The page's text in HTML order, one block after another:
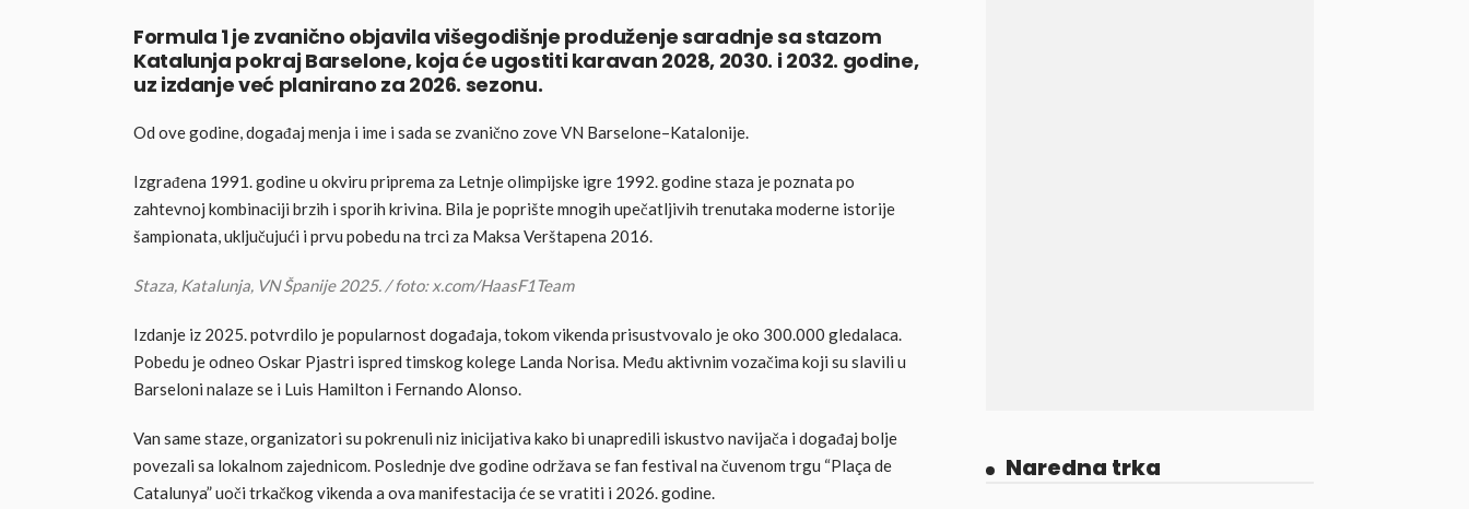
Formula 1 je zvanično objavila višegodišnje produženje saradnje sa stazom
Katalunja pokraj Barselone, koja će ugostiti karavan 2028, 2030. i 2032. godine,
uz izdanje već planirano za 2026. sezonu.
Od ove godine, događaj menja i ime i sada se zvanično zove VN Barselone–Katalonije.
Izgrađena 1991. godine u okviru priprema za Letnje olimpijske igre 1992. godine staza je poznata po
zahtevnoj kombinaciji brzih i sporih krivina. Bila je poprište mnogih upečatljivih trenutaka moderne istorije
šampionata, uključujući i prvu pobedu na trci za Maksa Verštapena 2016.
Staza, Katalunja, VN Španije 2025. / foto: x.com/HaasF1Team
Izdanje iz 2025. potvrdilo je popularnost događaja, tokom vikenda prisustvovalo je oko 300.000 gledalaca.
Pobedu je odneo Oskar Pjastri ispred timskog kolege Landa Norisa. Među aktivnim vozačima koji su slavili u
Barseloni nalaze se i Luis Hamilton i Fernando Alonso.
Van same staze, organizatori su pokrenuli niz inicijativa kako bi unapredili iskustvo navijača i događaj bolje
povezali sa lokalnom zajednicom. Poslednje dve godine održava se fan festival na čuvenom trgu “Plaça de
Catalunya” uoči trkačkog vikenda a ova manifestacija će se vratiti i 2026. godine.
Naredna trka